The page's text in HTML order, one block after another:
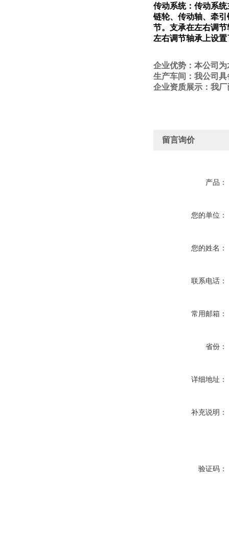
传动系统：传动系
链轮、传动轴、牵
节。支承在左右调
左右调节轴承上设
企业优势：本公司
生产车间：我公司具
企业资质展示：我厂
留言询价
产品：
您的单位：
您的姓名：
联系电话：
常用邮箱：
省份：
详细地址：
补充说明：
验证码：